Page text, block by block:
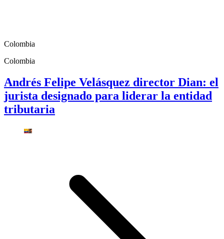
Colombia
Colombia
Andrés Felipe Velásquez director Dian: el
jurista designado para liderar la entidad
tributaria